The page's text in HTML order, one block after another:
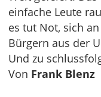
einfache Leute
es tut Not, sich
Bürgern aus der
Und zu
Von Frank Blenz